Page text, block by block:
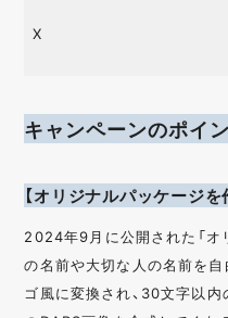
ーン
UGC
画
X
キャンペーンのポイ
【オリジナルパッケージを
2024年9月に公開された「オ
の名前や大切な人の名前を
ゴ風に変換され、30文字以